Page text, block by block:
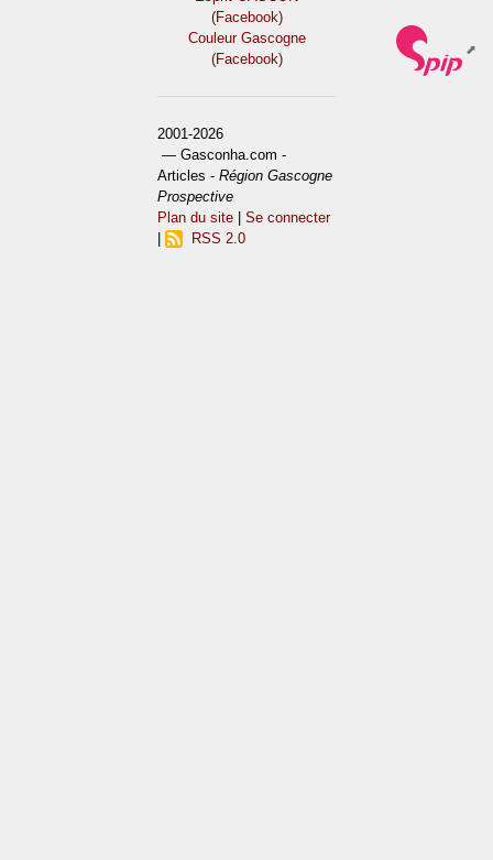
(Facebook)
Couleur Gascogne
(Facebook)
2001-2026
— Gasconha.com -
Articles -Région Gascogne
Prospective
Plan du site |Se connecter
RSS 2.0